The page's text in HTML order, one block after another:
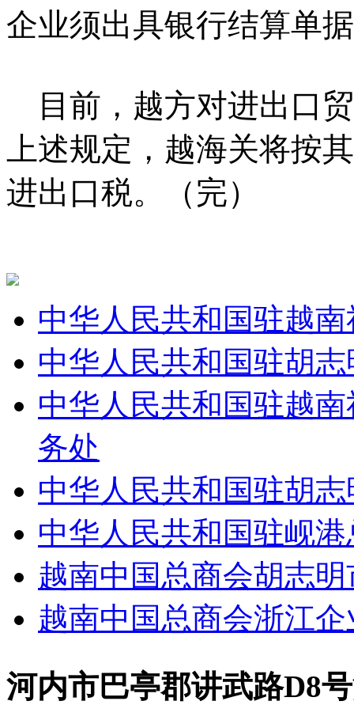
企业须出具银行结算单
目前，越方对进出口
上述规定，越海关将按
进出口税。（完）
中华人民共和国驻越
中华人民共和国驻胡
中华人民共和国驻越
务处
中华人民共和国驻胡
中华人民共和国驻岘
越南中国总商会胡志
越南中国总商会浙江
河内市巴亭郡讲武路D8